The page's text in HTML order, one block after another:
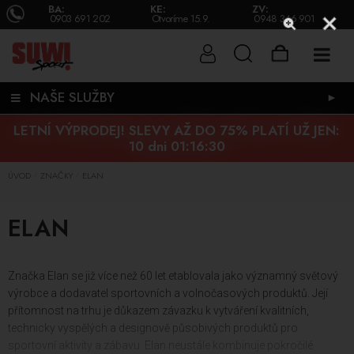
BA:
0903 691 202
KE:
Otvoríme 15.9.
ZV:
0948 346 901
NAŠE SLUŽBY ►
LETNÍ VÝPRODEJ! SLEVY AŽ DO 75% PLATÍ UŽ JEN:
10 dni 01:16:29
ÚVOD ZNAČKY ELAN
ELAN
Značka Elan se již více než 60 let etablovala jako významný světový
výrobce a dodavatel sportovních a volnočasových produktů. Její
přítomnost na trhu je důkazem závazku k vytváření kvalitních,
technicky vyspělých a designově působivých produktů pro